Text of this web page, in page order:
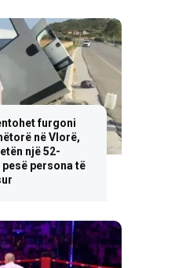
furgoni
në Vlorë,
një 52-
pesë persona të